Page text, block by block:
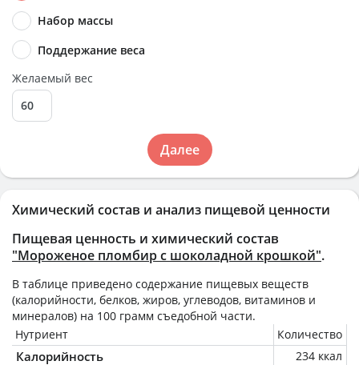
Химический состав и анализ пищевой ценности
Пищевая ценность и химический состав
"Мороженое пломбир с шоколадной крошкой".
В таблице приведено содержание пищевых веществ
(калорийности, белков, жиров, углеводов, витаминов и
минералов) на 100 грамм съедобной части.
Нутриент
Количество
Калорийность
234 ккал
Набор массы
Поддержание веса
Желаемый вес
Далее